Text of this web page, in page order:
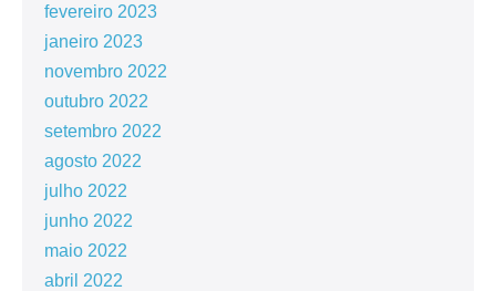
fevereiro 2023
janeiro 2023
novembro 2022
outubro 2022
setembro 2022
agosto 2022
julho 2022
junho 2022
maio 2022
abril 2022